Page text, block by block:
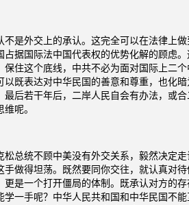
不是外交上的承认。这完全可以在法律上
占据国际法中国代表权的优势化解的顾虑
保住这个底线，中共不必为面对国际上二
以既表达对中华民国的善意和尊重，也化
最后若干年后，二岸人民自会有办法，或
呢。
松总统不顾中美没有外交关系，毅然决定
手做得坦荡。既然要同你交往，就认真对待
更是一个打开僵局的体制。既承认对方的存
学一手呢？中华人民共和国和中华民国不能